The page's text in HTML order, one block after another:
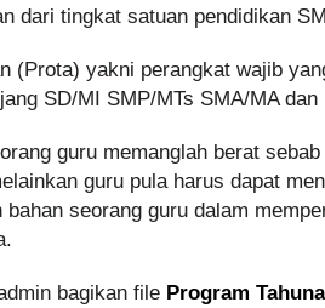
dari tingkat satuan pendidikan
(Prota) yakni perangkat wajib
SD/MI SMP/MTs SMA/MA
guru memanglah berat
guru pula harus dapat
bahan seorang guru dalam
bagikan file Program